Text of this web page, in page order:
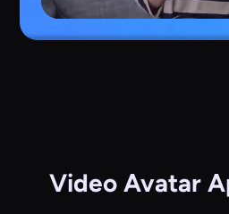
Video Avatar